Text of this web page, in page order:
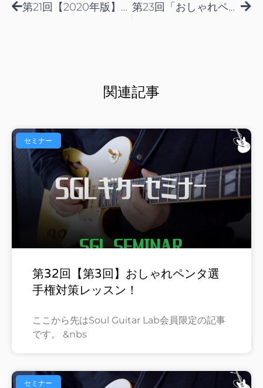
第21回【2020年版】最新Neo-Soul Lick紹介 第23回「おしゃれペンタ選手権」徹底攻略授業
関連記事
セミナー
第32回【第3回】おしゃれペンタ選
手権対策レッスン！
ここから先はSoul Guitar Lab会員限定の記事
です。 &nbs
セミナー